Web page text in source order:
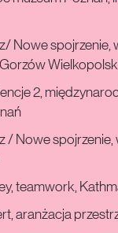
Nowe spojrzenie,
2,
/ Nowe
teamwork,
aranżacja